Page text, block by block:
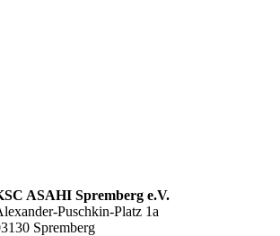
ASAHI Spremberg e.V.
Puschkin-Platz 1a
Spremberg